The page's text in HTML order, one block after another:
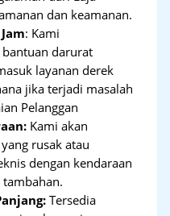
dan keamanan.
: Kami
darurat
layanan derek
jika terjadi masalah
Pelanggan
Kami akan
rusak atau
dengan kendaraan
Tersedia